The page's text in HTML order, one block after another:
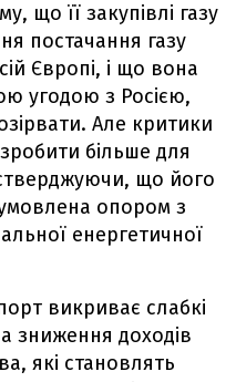
що її закупівлі газу
постачання газу
Європі, і що вона
угодою з Росією,
Але критики
більше для
що його
опором з
енергетичної
викриває слабкі
зниження доходів
які становлять